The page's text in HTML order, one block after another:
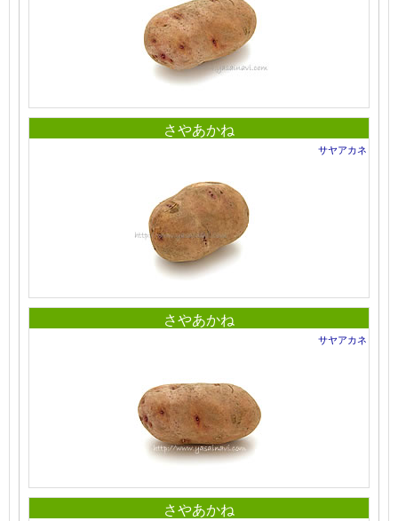
さやあかね
サヤアカネ
さやあかね
サヤアカネ
さやあかね